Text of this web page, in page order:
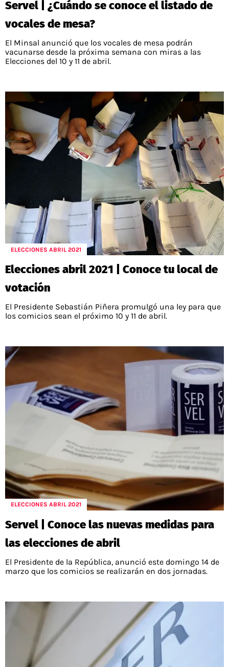
PALESTINO
UNION ESPAÑOLA
CAMPEONATO NACIONAL
GUÍAS
PRONÓSTICOS
FÚTBOL INTERNACIONAL
COPA LIBERTADORES
COPA SUDAMERICANA
CHAMPIONS LEAGUE
EUROPA LEAGUE
SERIE A
CHILENOS POR EL MUNDO
ALEXIS SANCHEZ
DARIO OSORIO
DAMIAN PIZARRO
MERCADO DE FICHAJES
TENIS
ELIMINATORIAS CONMEBOL
FEMENINO
TÉRMINOS Y CONDICIONES
AGENDA
POLÍTICAS DE PRIVACIDAD
POLÍTICA EDITORIAL
PUBLICIDAD / ADS
CONTACTO
AD CHOICES
ENTREVISTAS
SELECCIÓN CHILENA
COLO COLO
UNIVERSIDAD DE CHILE
UNIVERSIDAD CATÓLICA
CAMPEONATO NACIONAL
RESULTADOS
TABLA DE POSICIONES
APUESTAS
Términos y Condiciones
Políticas de Privacidad
Ad Choices
RedGol, al igual que Futbol Sites, es una
compañía perteneciente a Better Collective.
Todos los derechos reservados
Servel | ¿Cuándo se conoce el listado de
vocales de mesa?
El Minsal anunció que los vocales de mesa podrán
vacunarse desde la próxima semana con miras a las
Elecciones del 10 y 11 de abril.
ELECCIONES ABRIL 2021
Elecciones abril 2021 | Conoce tu local de
votación
El Presidente Sebastián Piñera promulgó una ley para que
los comicios sean el próximo 10 y 11 de abril.
ELECCIONES ABRIL 2021
Servel | Conoce las nuevas medidas para
las elecciones de abril
El Presidente de la República, anunció este domingo 14 de
marzo que los comicios se realizarán en dos jornadas.